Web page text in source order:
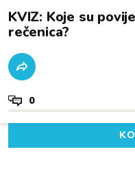
KVIZ: Koje su
rečenica?
0